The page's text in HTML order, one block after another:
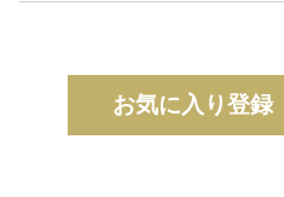
お気に入り登録